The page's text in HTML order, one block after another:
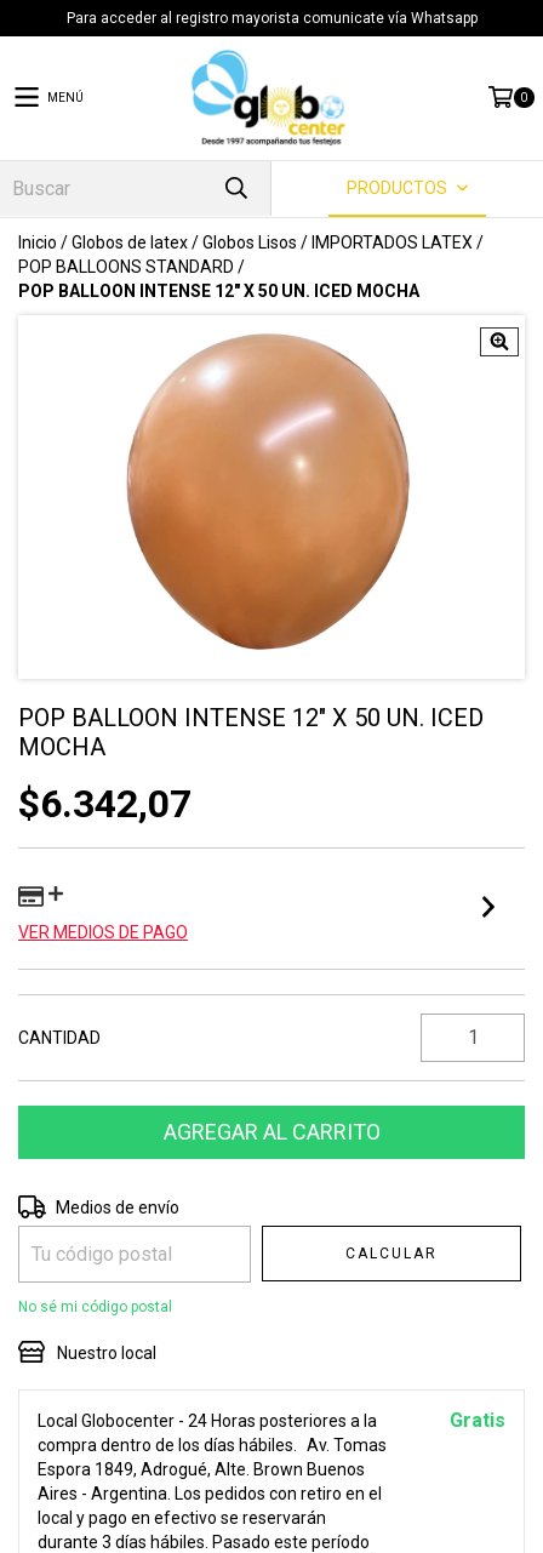
Para acceder al registro mayorista comunicate vía Whatsapp
MENÚ 0
PRODUCTOS
Inicio /Globos de latex/Globos Lisos / IMPORTADOS LATEX /
POP BALLOONS STANDARD /
POP BALLOON INTENSE 12" X 50 UN. ICED MOCHA
POP BALLOON INTENSE 12" X 50 UN. ICED
MOCHA
$6.342,07
VER MEDIOS DE PAGO
CANTIDAD
Entregas para el CP:
Medios de envío
CALCULAR
No sé mi código postal
Nuestro local
Local Globocenter - 24 Horas posteriores a la
compra dentro de los días hábiles.
Av. Tomas
Espora 1849, Adrogué, Alte. Brown Buenos
Aires - Argentina. Los pedidos con retiro en el
local y pago en efectivo se reservarán
durante 3 días hábiles. Pasado este período
Gratis